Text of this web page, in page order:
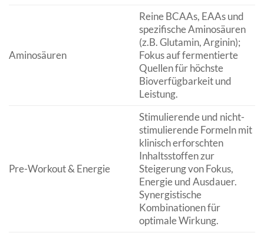
Aminosäuren
Reine BCAAs, EAAs und
spezifische Aminosäuren
(z.B. Glutamin, Arginin);
Fokus auf fermentierte
Quellen für höchste
Bioverfügbarkeit und
Leistung.
Pre-Workout & Energie
Stimulierende und nicht-
stimulierende Formeln mit
klinisch erforschten
Inhaltsstoffen zur
Steigerung von Fokus,
Energie und Ausdauer.
Synergistische
Kombinationen für
optimale Wirkung.